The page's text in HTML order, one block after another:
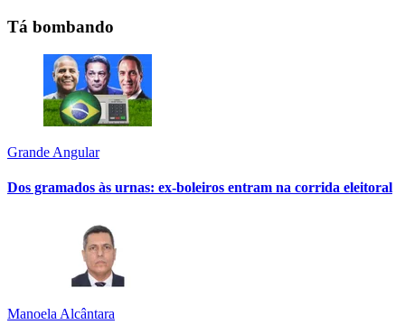
Tá bombando
Grande Angular
Dos gramados às urnas: ex-boleiros entram na corrida eleitoral
Manoela Alcântara